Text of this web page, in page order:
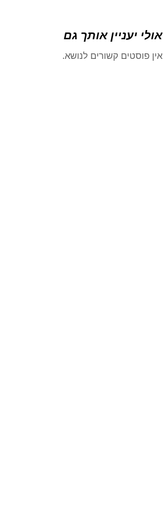
אולי יעניין אותך גם
אין פוסטים קשורים לנושא.